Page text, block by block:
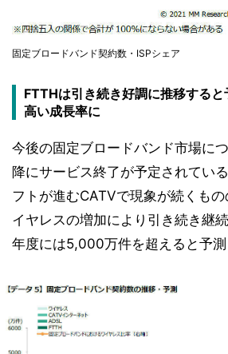
固定ブロードバンド契約数・ISPシェア
FTTHは引き続き好調に推移すると
高い成長率に
今後の固定ブロードバンド市場に
降にサービス終了が予定されてい
フトが進むCATVで現象が続くも
イヤレスの増加により引き続き継
年度には5,000万件を超えると予測